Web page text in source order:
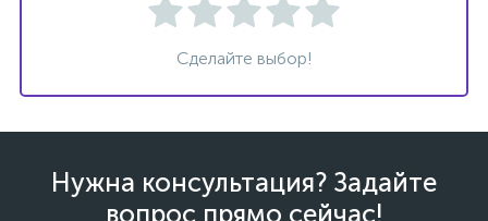
Сделайте выбор!
Нужна консультация? Задайте
вопрос прямо сейчас!